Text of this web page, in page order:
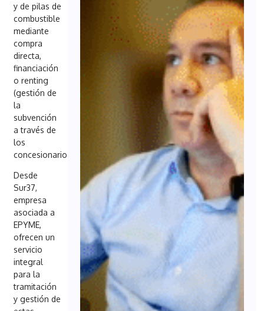
y de pilas de
combustible
mediante
compra
directa,
financiación
o renting
(gestión de
la
subvención
a través de
los
concesionarios)
Desde
Sur37,
empresa
asociada a
EPYME,
ofrecen un
servicio
integral
para la
tramitación
y gestión de